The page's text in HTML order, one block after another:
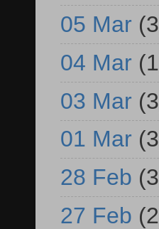
05 Mar
04 Mar
03 Mar
01 Mar
28 Feb
27 Feb